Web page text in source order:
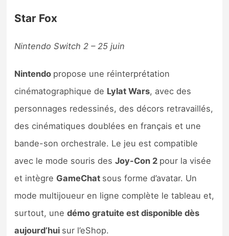
Star Fox
Nintendo Switch 2 – 25 juin
Nintendo propose une réinterprétation
cinématographique de Lylat Wars, avec des
personnages redessinés, des décors retravaillés,
des cinématiques doublées en français et une
bande-son orchestrale. Le jeu est compatible
avec le mode souris desJoy-Con 2 pour la visée
et intègre GameChat sous forme d’avatar. Un
mode multijoueur en ligne complète le tableau et,
surtout, unedémo gratuite est disponible dès
aujourd’hui sur l’eShop.